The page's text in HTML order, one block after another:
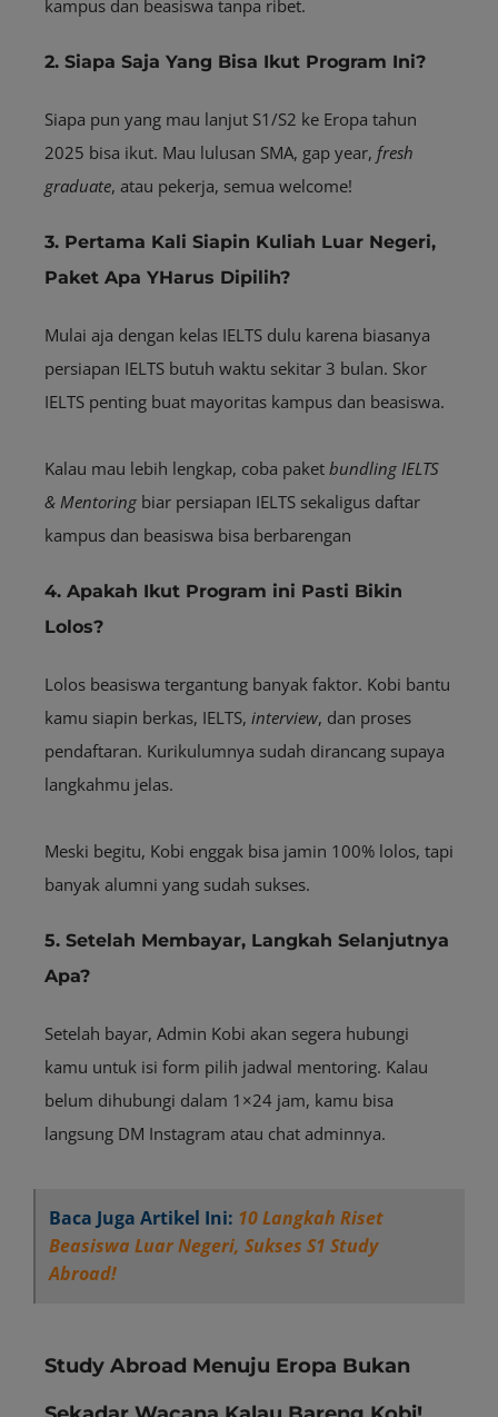
kampus dan beasiswa tanpa ribet.
2. Siapa Saja Yang Bisa Ikut Program Ini?
Siapa pun yang mau lanjut S1/S2 ke Eropa tahun
2025 bisa ikut. Mau lulusan SMA, gap year, fresh
graduate, atau pekerja, semua welcome!
3. Pertama Kali Siapin Kuliah Luar Negeri,
Paket Apa YHarus Dipilih?
Mulai aja dengan kelas IELTS dulu karena biasanya
persiapan IELTS butuh waktu sekitar 3 bulan. Skor
IELTS penting buat mayoritas kampus dan beasiswa.
Kalau mau lebih lengkap, coba paket bundling IELTS
& Mentoring biar persiapan IELTS sekaligus daftar
kampus dan beasiswa bisa berbarengan
4. Apakah Ikut Program ini Pasti Bikin
Lolos?
Lolos beasiswa tergantung banyak faktor. Kobi bantu
kamu siapin berkas, IELTS, interview, dan proses
pendaftaran. Kurikulumnya sudah dirancang supaya
langkahmu jelas.
Meski begitu, Kobi enggak bisa jamin 100% lolos, tapi
banyak alumni yang sudah sukses.
5. Setelah Membayar, Langkah Selanjutnya
Apa?
Setelah bayar, Admin Kobi akan segera hubungi
kamu untuk isi form pilih jadwal mentoring. Kalau
belum dihubungi dalam 1×24 jam, kamu bisa
langsung DM Instagram atau chat adminnya.
Baca Juga Artikel Ini: 10 Langkah Riset
Beasiswa Luar Negeri, Sukses S1 Study
Abroad!
Study Abroad Menuju Eropa Bukan